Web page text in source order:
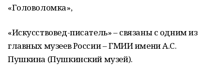
«Головоломка»,
«Искусствовед-писатель» – связаны с одним из
главных музеев России – ГМИИ имени А.С.
Пушкина (Пушкинский музей).